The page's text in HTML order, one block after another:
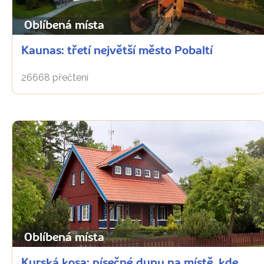
Oblíbená místa
Kaunas: třetí největší město Pobaltí
26668 přečtení
Oblíbená místa